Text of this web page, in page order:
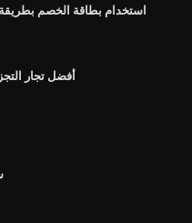
استخدام بطاقة الخصم بطريقة
أفضل تجار